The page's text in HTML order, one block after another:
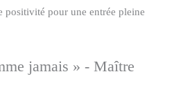
positivité pour une entrée pleine
jamais » - Maître